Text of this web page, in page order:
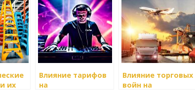
их
Влияние тарифов
на
Влияние торговых
войн на